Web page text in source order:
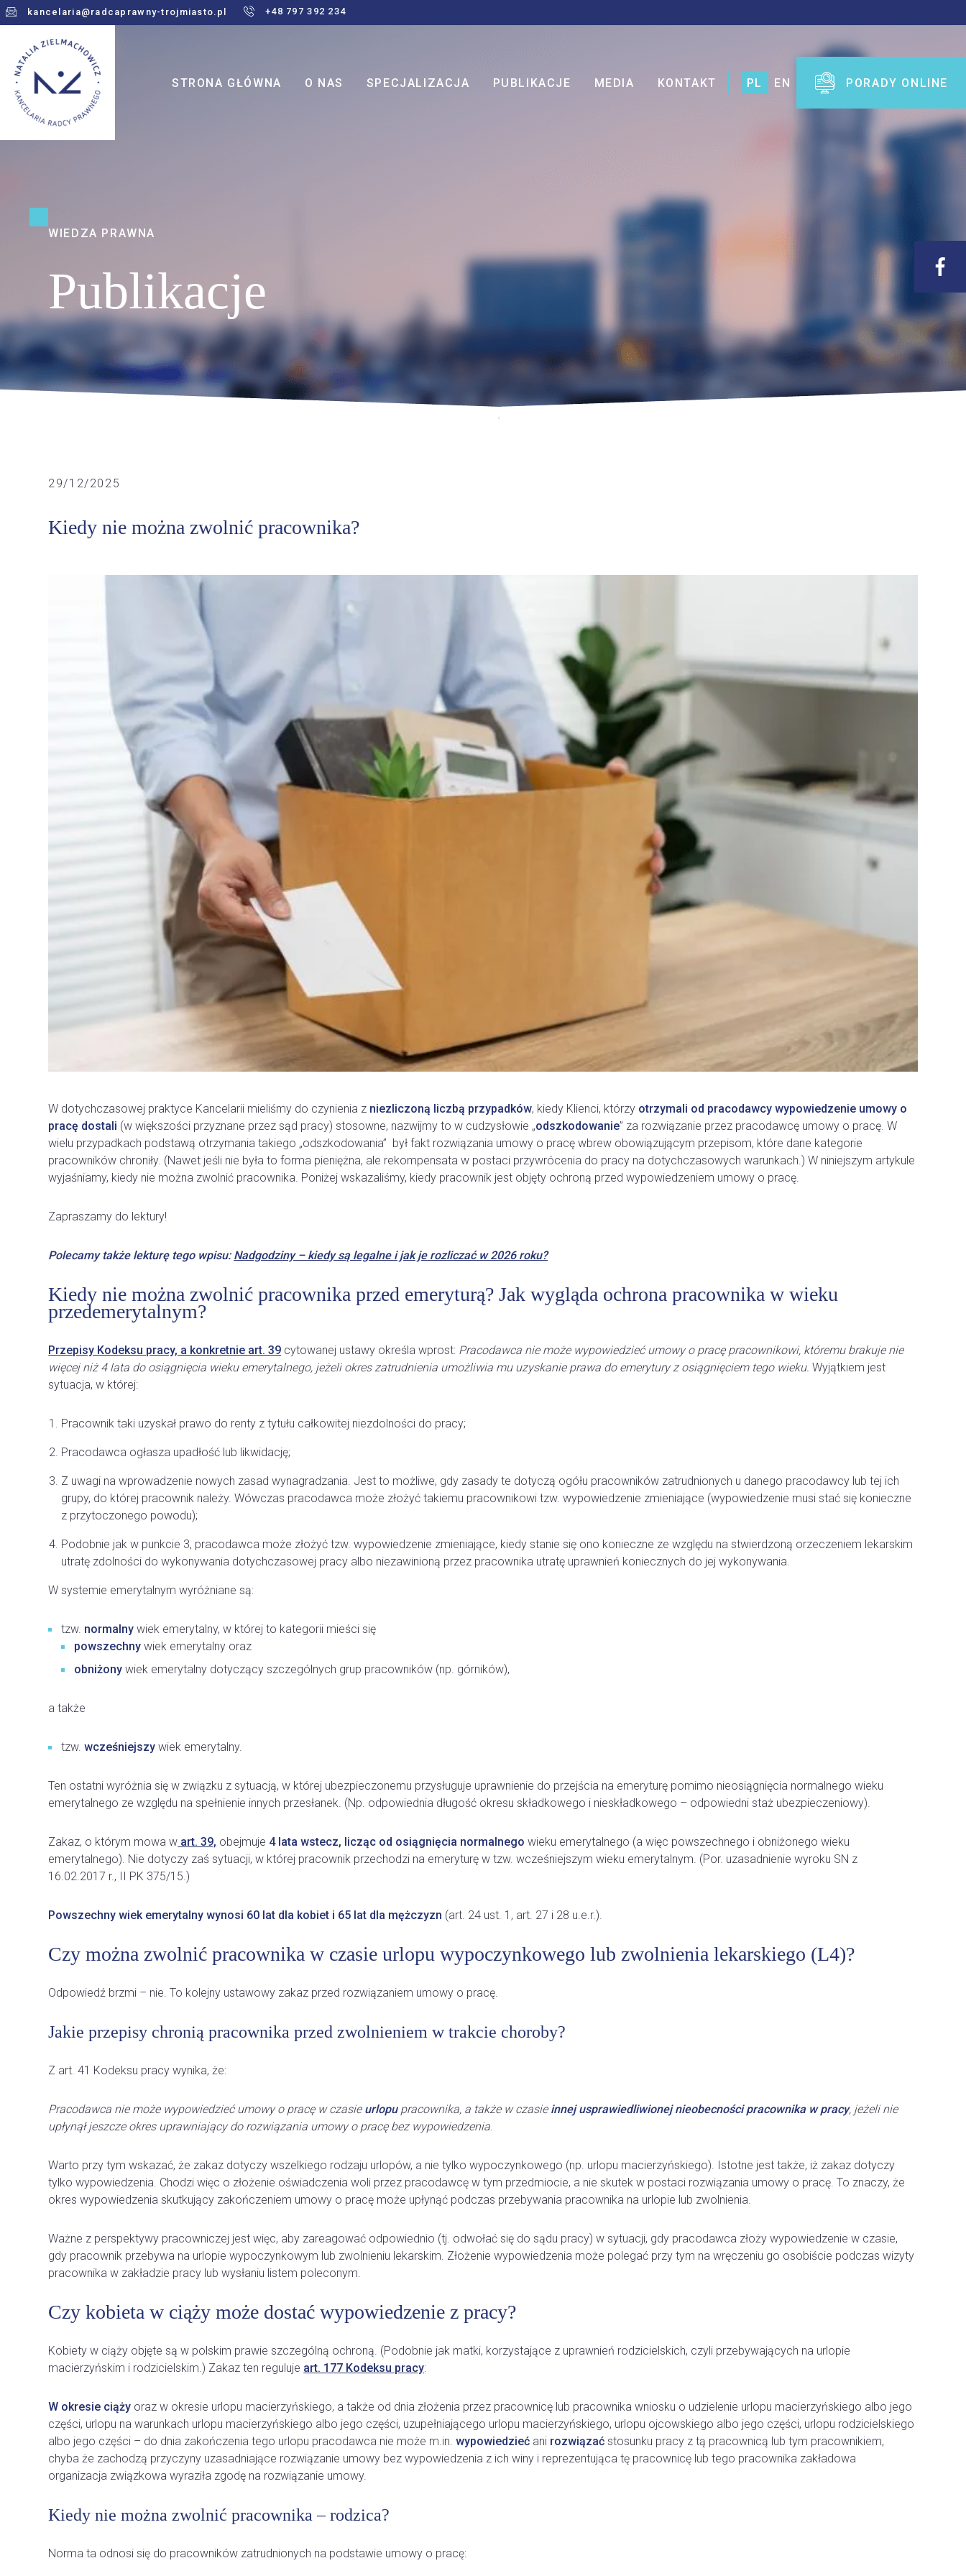
kancelaria@radcaprawny-trojmiasto.pl +48 797 392 234
STRONA GŁÓWNA O NAS SPECJALIZACJA PUBLIKACJE MEDIA KONTAKT PL EN PORADY ONLINE
WIEDZA PRAWNA
Publikacje
29/12/2025
Kiedy nie można zwolnić pracownika?
W dotychczasowej praktyce Kancelarii mieliśmy do czynienia z niezliczoną liczbą przypadków, kiedy Klienci, którzy otrzymali od pracodawcy wypowiedzenie umowy o
pracę dostali (w większości przyznane przez sąd pracy) stosowne, nazwijmy to w cudzysłowie „odszkodowanie” za rozwiązanie przez pracodawcę umowy o pracę. W
wielu przypadkach podstawą otrzymania takiego „odszkodowania” był fakt rozwiązania umowy o pracę wbrew obowiązującym przepisom, które dane kategorie
pracowników chroniły. (Nawet jeśli nie była to forma pieniężna, ale rekompensata w postaci przywrócenia do pracy na dotychczasowych warunkach.) W niniejszym artykule
wyjaśniamy, kiedy nie można zwolnić pracownika. Poniżej wskazaliśmy, kiedy pracownik jest objęty ochroną przed wypowiedzeniem umowy o pracę.
Zapraszamy do lektury!
Polecamy także lekturę tego wpisu: Nadgodziny – kiedy są legalne i jak je rozliczać w 2026 roku?
Kiedy nie można zwolnić pracownika przed emeryturą? Jak wygląda ochrona pracownika w wieku
przedemerytalnym?
Przepisy Kodeksu pracy, a konkretnie art. 39 cytowanej ustawy określa wprost: Pracodawca nie może wypowiedzieć umowy o pracę pracownikowi, któremu brakuje nie
więcej niż 4 lata do osiągnięcia wieku emerytalnego, jeżeli okres zatrudnienia umożliwia mu uzyskanie prawa do emerytury z osiągnięciem tego wieku.Wyjątkiem jest
sytuacja, w której:
Pracownik taki uzyskał prawo do renty z tytułu całkowitej niezdolności do pracy;
Pracodawca ogłasza upadłość lub likwidację;
Z uwagi na wprowadzenie nowych zasad wynagradzania. Jest to możliwe, gdy zasady te dotyczą ogółu pracowników zatrudnionych u danego pracodawcy lub tej ich
grupy, do której pracownik należy. Wówczas pracodawca może złożyć takiemu pracownikowi tzw. wypowiedzenie zmieniające (wypowiedzenie musi stać się konieczne
z przytoczonego powodu);
Podobnie jak w punkcie 3, pracodawca może złożyć tzw. wypowiedzenie zmieniające, kiedy stanie się ono konieczne ze względu na stwierdzoną orzeczeniem lekarskim
utratę zdolności do wykonywania dotychczasowej pracy albo niezawinioną przez pracownika utratę uprawnień koniecznych do jej wykonywania.
W systemie emerytalnym wyróżniane są:
tzw. normalny wiek emerytalny, w której to kategorii mieści się
powszechnywiek emerytalny oraz
obniżony wiek emerytalny dotyczący szczególnych grup pracowników (np. górników),
a także
tzw.wcześniejszy wiek emerytalny.
Ten ostatni wyróżnia się w związku z sytuacją, w której ubezpieczonemu przysługuje uprawnienie do przejścia na emeryturę pomimo nieosiągnięcia normalnego wieku
emerytalnego ze względu na spełnienie innych przesłanek. (Np. odpowiednia długość okresu składkowego i nieskładkowego – odpowiedni staż ubezpieczeniowy).
Zakaz, o którym mowa w art. 39, obejmuje 4 lata wstecz, licząc od osiągnięcia normalnego wieku emerytalnego (a więc powszechnego i obniżonego wieku
emerytalnego). Nie dotyczy zaś sytuacji, w której pracownik przechodzi na emeryturę w tzw. wcześniejszym wieku emerytalnym. (Por. uzasadnienie wyroku SN z
16.02.2017 r., II PK 375/15.)
Powszechny wiek emerytalny wynosi 60 lat dla kobiet i 65 lat dla mężczyzn (art. 24 ust. 1, art. 27 i 28 u.e.r.).
Czy można zwolnić pracownika w czasie urlopu wypoczynkowego lub zwolnienia lekarskiego (L4)?
Odpowiedź brzmi – nie. To kolejny ustawowy zakaz przed rozwiązaniem umowy o pracę.
Jakie przepisy chronią pracownika przed zwolnieniem w trakcie choroby?
Z art. 41 Kodeksu pracy wynika, że:
Pracodawca nie może wypowiedzieć umowy o pracę w czasie urlopupracownika, a także w czasie innej usprawiedliwionej nieobecności pracownika w pracy, jeżeli nie
upłynął jeszcze okres uprawniający do rozwiązania umowy o pracę bez wypowiedzenia.
Warto przy tym wskazać, że zakaz dotyczy wszelkiego rodzaju urlopów, a nie tylko wypoczynkowego (np. urlopu macierzyńskiego). Istotne jest także, iż zakaz dotyczy
tylko wypowiedzenia. Chodzi więc o złożenie oświadczenia woli przez pracodawcę w tym przedmiocie, a nie skutek w postaci rozwiązania umowy o pracę. To znaczy, że
okres wypowiedzenia skutkujący zakończeniem umowy o pracę może upłynąć podczas przebywania pracownika na urlopie lub zwolnienia.
Ważne z perspektywy pracowniczej jest więc, aby zareagować odpowiednio (tj. odwołać się do sądu pracy) w sytuacji, gdy pracodawca złoży wypowiedzenie w czasie,
gdy pracownik przebywa na urlopie wypoczynkowym lub zwolnieniu lekarskim. Złożenie wypowiedzenia może polegać przy tym na wręczeniu go osobiście podczas wizyty
pracownika w zakładzie pracy lub wysłaniu listem poleconym.
Czy kobieta w ciąży może dostać wypowiedzenie z pracy?
Kobiety w ciąży objęte są w polskim prawie szczególną ochroną. (Podobnie jak matki, korzystające z uprawnień rodzicielskich, czyli przebywających na urlopie
macierzyńskim i rodzicielskim.) Zakaz ten reguluje art. 177 Kodeksu pracy:
W okresie ciąży oraz w okresie urlopu macierzyńskiego, a także od dnia złożenia przez pracownicę lub pracownika wniosku o udzielenie urlopu macierzyńskiego albo jego
części, urlopu na warunkach urlopu macierzyńskiego albo jego części, uzupełniającego urlopu macierzyńskiego, urlopu ojcowskiego albo jego części, urlopu rodzicielskiego
albo jego części – do dnia zakończenia tego urlopu pracodawca nie może m.in.wypowiedzieć ani rozwiązać stosunku pracy z tą pracownicą lub tym pracownikiem,
chyba że zachodzą przyczyny uzasadniające rozwiązanie umowy bez wypowiedzenia z ich winy i reprezentująca tę pracownicę lub tego pracownika zakładowa
organizacja związkowa wyraziła zgodę na rozwiązanie umowy.
Kiedy nie można zwolnić pracownika – rodzica?
Norma ta odnosi się do pracowników zatrudnionych na podstawie umowy o pracę: